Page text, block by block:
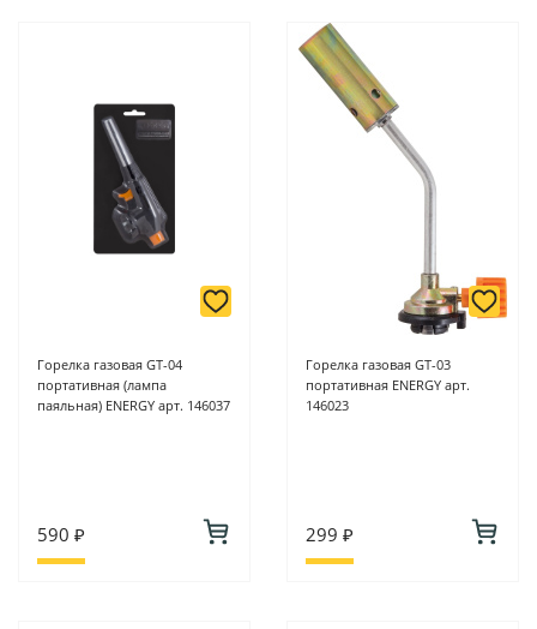
Горелка газовая GT-04
портативная (лампа
паяльная) ENERGY арт. 146037
590 ₽
Горелка газовая GT-03
портативная ENERGY арт.
146023
299 ₽